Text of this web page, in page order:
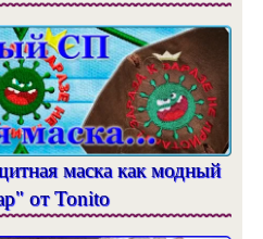
маска как модный
от Tonito